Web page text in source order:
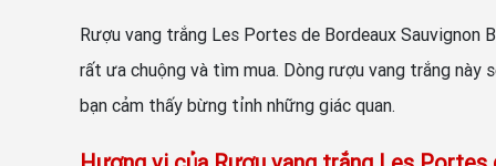
Rượu vang trắng Les Portes de Bordeaux
rất ưa chuộng và tìm mua. Dòng rượu vang trắng
bạn cảm thấy bừng tỉnh những giác quan.